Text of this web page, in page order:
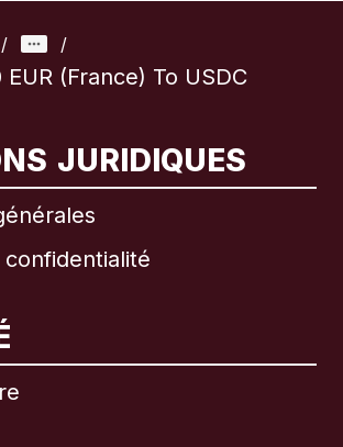
/ /
(France) To USDC
JURIDIQUES